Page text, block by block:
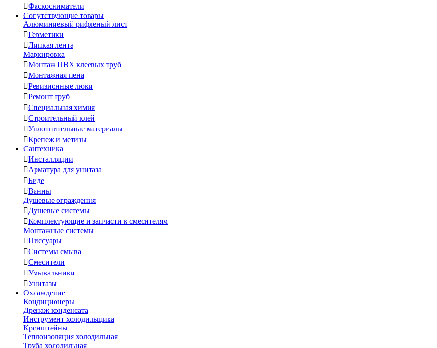
Фаскосниматели
Сопутствующие товары
Алюминиевый рифленый лист
Герметики
Липкая лента
Маркировка
Монтаж ПВХ клеевых труб
Монтажная пена
Ревизионные люки
Ремонт труб
Специальная химия
Строительный клей
Уплотнительные материалы
Крепеж и метизы
Сантехника
Инсталляции
Арматура для унитаза
Биде
Ванны
Душевые ограждения
Душевые системы
Комплектующие и запчасти к смесителям
Монтажные системы
Писсуары
Системы смыва
Смесители
Умывальники
Унитазы
Охлаждение
Кондиционеры
Дренаж конденсата
Инструмент холодильщика
Кронштейны
Теплоизоляция холодильная
Труба холодильная